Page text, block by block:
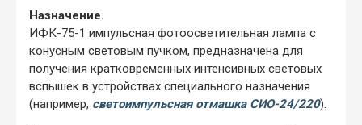
Назначение.
ИФК-75-1 импульсная фотоосветительная лампа с
конусным световым пучком, предназначена для
получения кратковременных интенсивных световых
вспышек в устройствах специального назначения
(например, светоимпульсная отмашка СИО-24/220).